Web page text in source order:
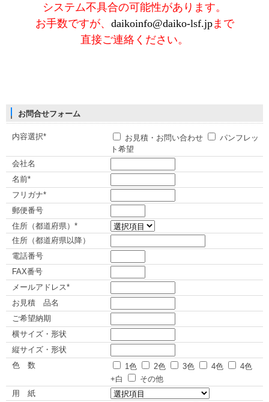
システム不具合の可能性があります。
お手数ですが、 daikoinfo@daiko-lsf.jpまで
直接ご連絡ください。
お問合せフォーム
内容選択* お見積・お問い合わせ
パンフレッ
ト希望
会社名
名前*
フリガナ*
郵便番号
住所（都道府県）*
住所（都道府県以降）
電話番号
FAX番号
メールアドレス*
お見積 品名
ご希望納期
横サイズ・形状
縦サイズ・形状
色 数
1色 2色 3色 4色
4色
+白
その他
用 紙